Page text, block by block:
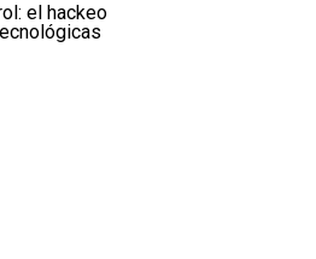
el hackeo